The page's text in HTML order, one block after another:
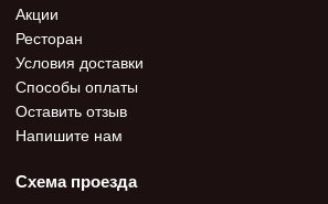
Акции
Ресторан
Условия доставки
Способы оплаты
Оставить отзыв
Напишите нам
Схема проезда